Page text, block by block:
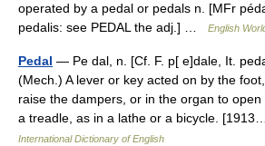
operated by a pedal or pedals n. [MFr
pedalis: see PEDAL the adj.] …
English
Pedal — Pe dal, n. [Cf. F. p[ e]dale, It.
(Mech.) A lever or key acted on by the
raise the dampers, or in the organ to
a treadle, as in a lathe or a bicycle.
International Dictionary of English